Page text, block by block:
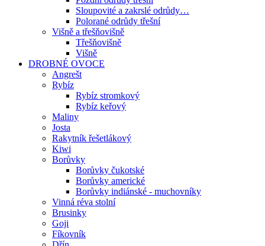
Sloupovité a zakrslé odrůdy…
Polorané odrůdy třešní
Višně a třešňovišně
Třešňovišně
Višně
DROBNÉ OVOCE
Angrešt
Rybíz
Rybíz stromkový
Rybíz keřový
Maliny
Josta
Rakytník řešetlákový
Kiwi
Borůvky
Borůvky čukotské
Borůvky americké
Borůvky indiánské - muchovníky
Vinná réva stolní
Brusinky
Goji
Fíkovník